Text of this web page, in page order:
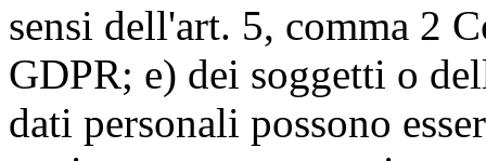
sensi dell'art. 5, comma 2
GDPR; e) dei soggetti o
dati personali possono